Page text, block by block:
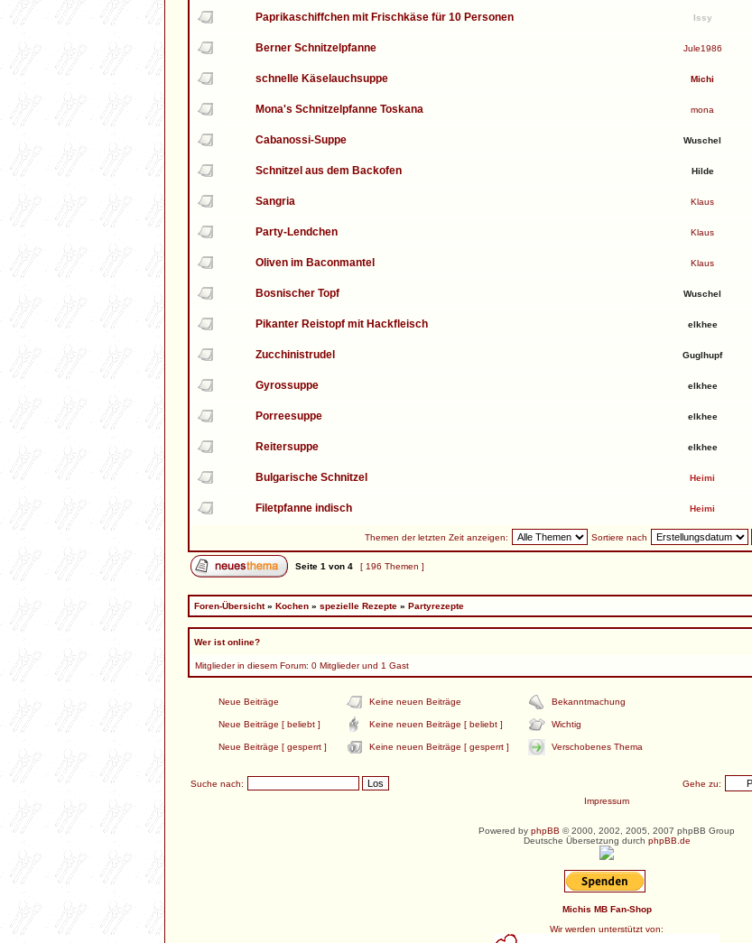
Paprikaschiffchen mit Frischkäse für 10 Personen Issy
Berner Schnitzelpfanne Jule1986
schnelle Käselauchsuppe Michi
Mona's Schnitzelpfanne Toskana mona
Cabanossi-Suppe Wuschel
Schnitzel aus dem Backofen Hilde
Sangria Klaus
Party-Lendchen Klaus
Oliven im Baconmantel Klaus
Bosnischer Topf Wuschel
Pikanter Reistopf mit Hackfleisch elkhee
Zucchinistrudel Guglhupf
Gyrossuppe elkhee
Porreesuppe elkhee
Reitersuppe elkhee
Bulgarische Schnitzel Heimi
Filetpfanne indisch Heimi
Themen der letzten Zeit anzeigen: Sortiere nach
Seite 1 von 4 [ 196 Themen ]
Foren-Übersicht» Kochen » spezielle Rezepte » Partyrezepte
Wer ist online?
Mitglieder in diesem Forum: 0 Mitglieder und 1 Gast
Neue Beiträge Keine neuen Beiträge Bekanntmachung
Neue Beiträge [ beliebt ] Keine neuen Beiträge [ beliebt ] Wichtig
Neue Beiträge [ gesperrt ] Keine neuen Beiträge [ gesperrt ] Verschobenes Thema
Suche nach:
Gehe zu:
Impressum
Powered by phpBB © 2000, 2002, 2005, 2007 phpBB Group
Deutsche Übersetzung durch phpBB.de
Michis MB Fan-Shop
Wir werden unterstützt von: